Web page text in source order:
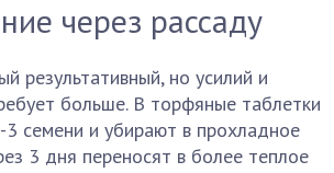
через рассаду
результативный, но усилий и
больше. В торфяные таблетки
семени и убирают в прохладное
3 дня переносят в более теплое